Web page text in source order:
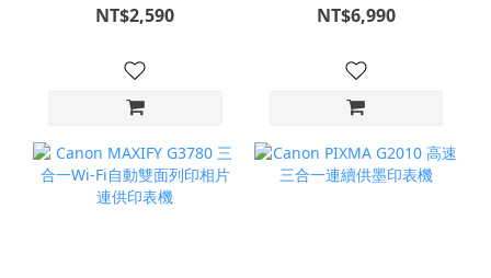
NT$2,590 NT$6,990